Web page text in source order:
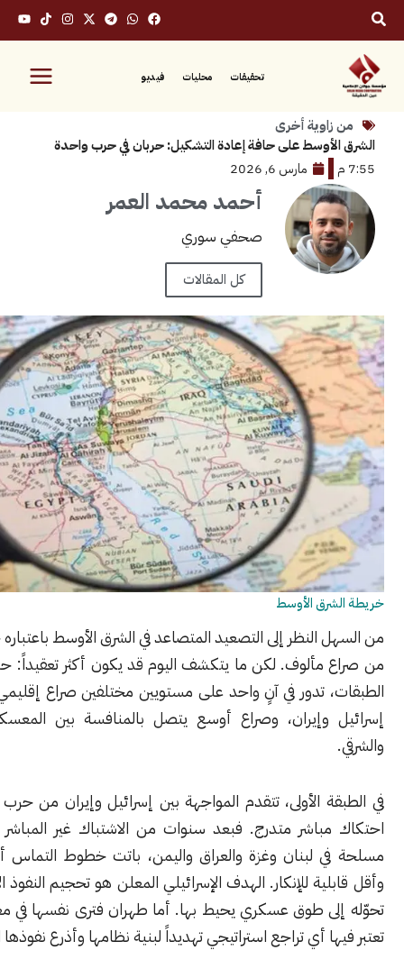
محليات فيديو
أخرى
على حافة إعادة التشكيل: حربان في حرب واحدة
مارس 6, 2026
أحمد محمد العمر
صحفي سوري
الأوسط
النظر إلى التصعيد المتصاعد في الشرق الأوسط باعتباره جولة أخرى
مألوف. لكن ما يتكشف اليوم قد يكون أكثر تعقيداً: حرباً مزدوجة
تدور في آنٍ واحد على مستويين مختلفين صراع إقليمي مباشر بين
وإيران، وصراع أوسع يتصل بالمنافسة بين المعسكرين الغربي
الأولى، تتقدم المواجهة بين إسرائيل وإيران من حرب بالوكالة إلى
متدرج. فبعد سنوات من الاشتباك غير المباشر عبر فصائل
لبنان وغزة والعراق واليمن، باتت خطوط التماس أكثر وضوحاً
للإنكار. الهدف الإسرائيلي المعلن هو تحجيم النفوذ الإيراني ومنع
طوق عسكري يحيط بها. أما طهران فترى نفسها في معركة وجود،
أي تراجع استراتيجي تهديداً لبنية نظامها وأذرع نفوذها الإقليمية.